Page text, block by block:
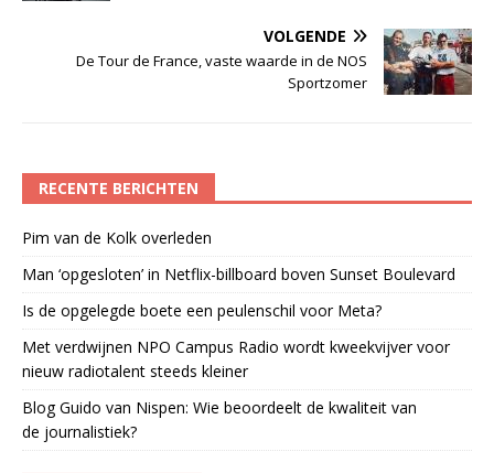
VOLGENDE
De Tour de France, vaste waarde in de NOS
Sportzomer
RECENTE BERICHTEN
Pim van de Kolk overleden
Man ‘opgesloten’ in Netflix-billboard boven Sunset Boulevard
Is de opgelegde boete een peulenschil voor Meta?
Met verdwijnen NPO Campus Radio wordt kweekvijver voor
nieuw radiotalent steeds kleiner
Blog Guido van Nispen: Wie beoordeelt de kwaliteit van
de journalistiek?